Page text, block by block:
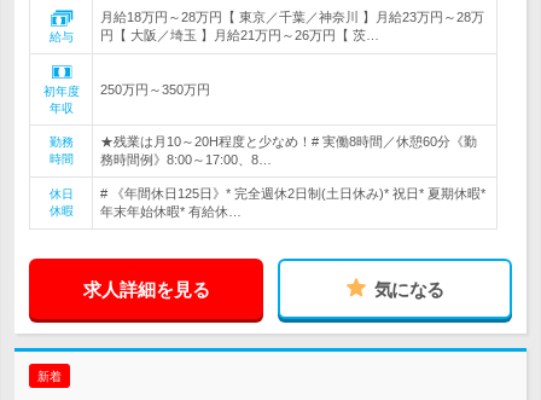
給与
月給18万円～28万円【 東京／千葉／神奈川 】月給23万円～28万
円【 大阪／埼玉 】月給21万円～26万円【 茨…
初年度
年収
250万円～350万円
勤務
時間
★残業は月10～20H程度と少なめ！# 実働8時間／休憩60分《勤
務時間例》8:00～17:00、8…
休日
休暇
# 《年間休日125日》* 完全週休2日制(土日休み)* 祝日* 夏期休暇*
年末年始休暇* 有給休…
求人詳細を見る 気になる
新着